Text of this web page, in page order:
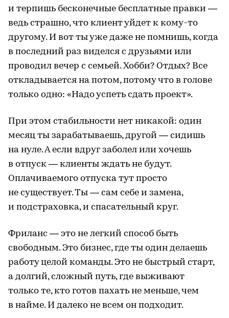
и терпишь бесконечные бесплатные правки —
ведь страшно, что клиент уйдет к кому-то
другому. И вот ты уже даже не помнишь, когда
в последний раз виделся с друзьями или
проводил вечер с семьей. Хобби? Отдых? Все
откладывается на потом, потому что в голове
только одно: «Надо успеть сдать проект».
При этом стабильности нет никакой: один
месяц ты зарабатываешь, другой — сидишь
на нуле. А если вдруг заболел или хочешь
в отпуск — клиенты ждать не будут.
Оплачиваемого отпуска тут просто
не существует. Ты — сам себе и замена,
и подстраховка, и спасательный круг.
Фриланс — это не легкий способ быть
свободным. Это бизнес, где ты один делаешь
работу целой команды. Это не быстрый старт,
а долгий, сложный путь, где выживают
только те, кто готов пахать не меньше, чем
в найме. И далеко не всем он подходит.